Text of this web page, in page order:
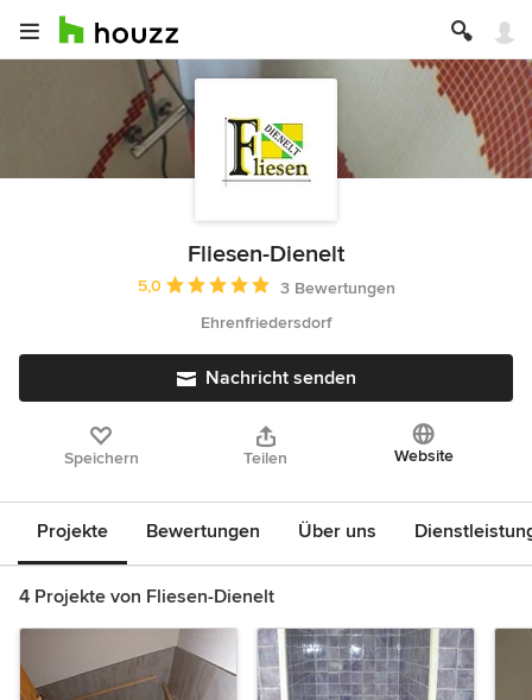
Fliesen-Dienelt
Durchschnittliche Bewertung: 5 von 5 Sternen
5,0
3 Bewertungen
Ehrenfriedersdorf
Nachricht senden
Speichern Teilen Website
Projekte Bewertungen Über uns
4 Projekte von Fliesen-Dienelt